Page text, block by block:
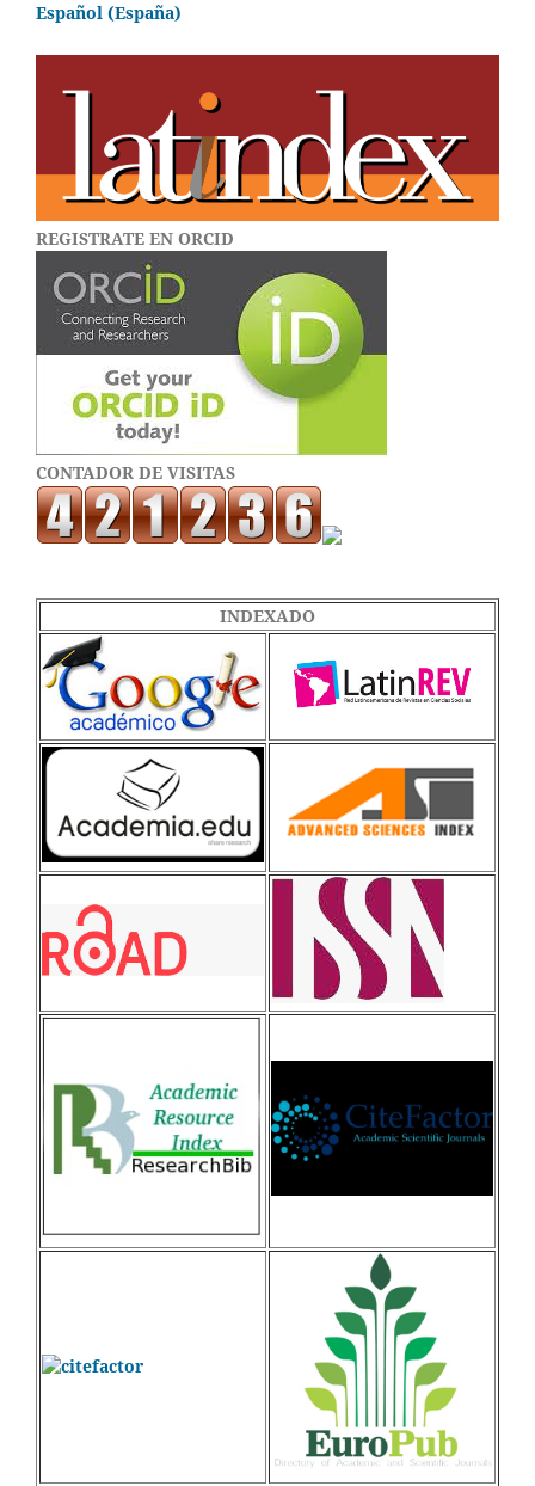
Español (España)
REGISTRATE EN ORCID
CONTADOR DE VISITAS
INDEXADO